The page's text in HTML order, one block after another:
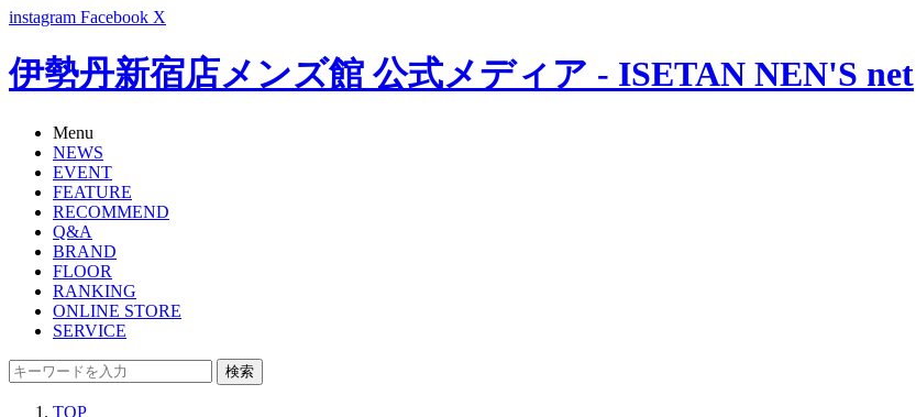
instagram Facebook X
伊勢丹新宿店メンズ館 公式メディア - ISETAN NEN'S net
Menu
NEWS
EVENT
FEATURE
RECOMMEND
Q&A
BRAND
FLOOR
RANKING
ONLINE STORE
SERVICE
検索
TOP